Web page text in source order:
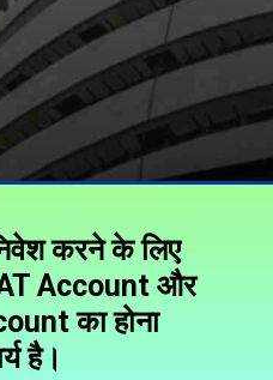
करने के लिए
Account और
का होना
है।